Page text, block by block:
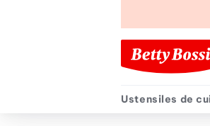
Menu
Ustensiles de